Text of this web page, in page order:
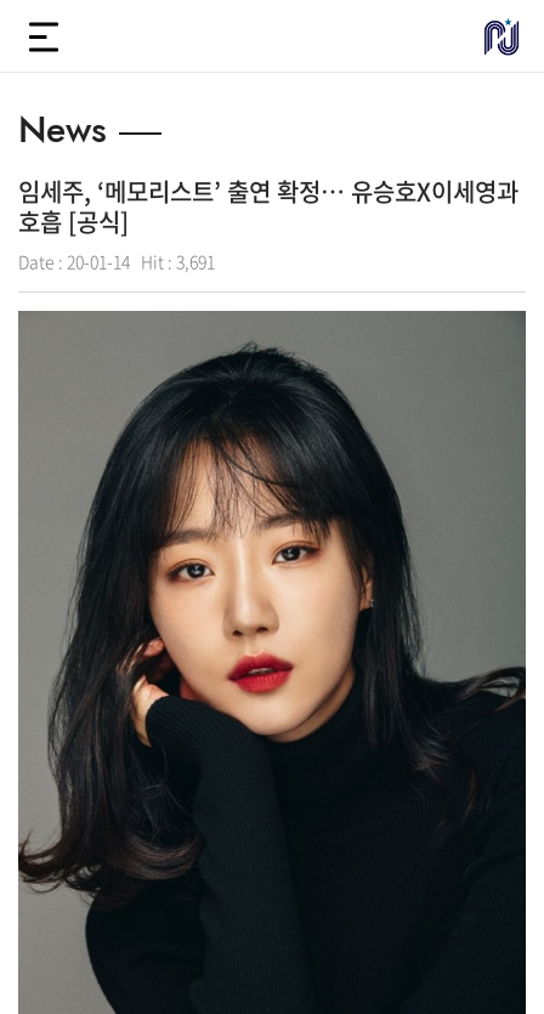
News
임세주, ‘메모리스트’ 출연 확정… 유승호X이세영과
호흡 [공식]
Date : 20-01-14 Hit : 3,691